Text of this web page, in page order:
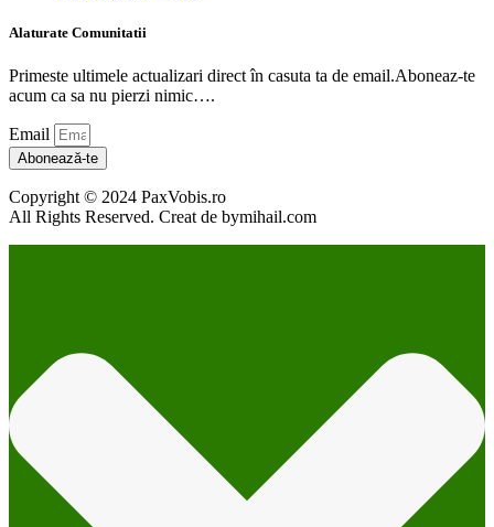
Alaturate Comunitatii
Primeste ultimele actualizari direct în casuta ta de email.Aboneaz-te
acum ca sa nu pierzi nimic….
Email
Abonează-te
Copyright © 2024 PaxVobis.ro
All Rights Reserved. Creat de bymihail.com